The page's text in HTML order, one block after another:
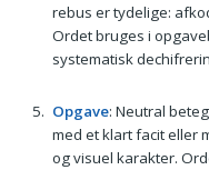
rebus er tydelige:
Ordet bruges i
systematisk
Opgave: Neutral
med et klart facit eller
og visuel karakter.